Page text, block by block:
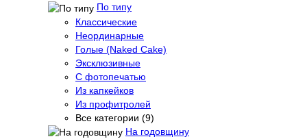
По типу
Классические
Неординарные
Голые (Naked Cake)
Эксклюзивные
С фотопечатью
Из капкейков
Из профитролей
Все категории (9)
На годовщину